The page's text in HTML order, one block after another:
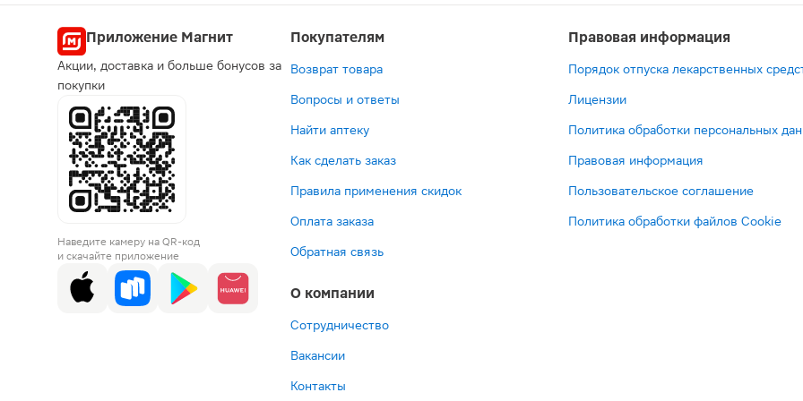
Приложение Магнит
Акции, доставка и больше бонусов за
покупки
Наведите камеру на QR-код
и скачайте приложение
Покупателям
Возврат товара
Вопросы и ответы
Найти аптеку
Как сделать заказ
Правила применения скидок
Оплата заказа
Обратная связь
О компании
Сотрудничество
Вакансии
Контакты
Правовая информация
Порядок отпуска лекарственных
Лицензии
Политика обработки персональных
Правовая информация
Пользовательское соглашение
Политика обработки файлов Cookie